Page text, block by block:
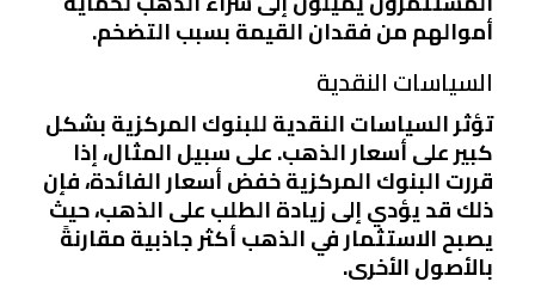
أموالهم من فقدان القيمة بسبب التضخم.
السياسات النقدية
تؤثر السياسات النقدية للبنوك المركزية بشكل
كبير على أسعار الذهب. على سبيل المثال، إذا
قررت البنوك المركزية خفض أسعار الفائدة، فإن
ذلك قد يؤدي إلى زيادة الطلب على الذهب، حيث
يصبح الاستثمار في الذهب أكثر جاذبية مقارنةً
بالأصول الأخرى.